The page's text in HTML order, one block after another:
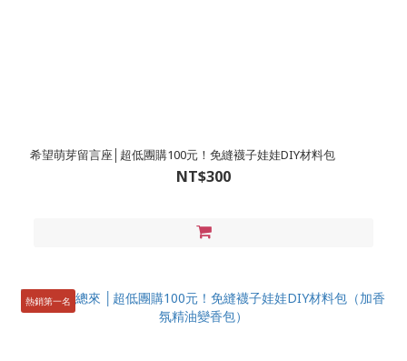
希望萌芽留言座│超低團購100元！免縫襪子娃娃DIY材料包
NT$300
熱銷第一名